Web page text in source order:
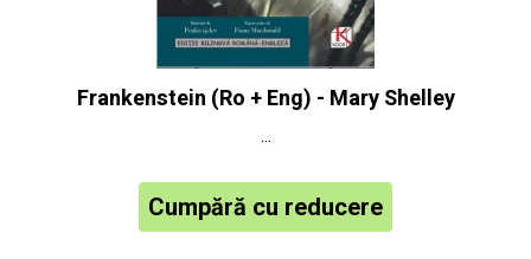
Frankenstein (Ro + Eng) - Mary Shelley
...
Cumpără cu reducere